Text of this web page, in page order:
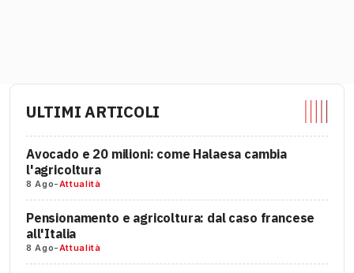
ULTIMI ARTICOLI
Avocado e 20 milioni: come Halaesa cambia
l'agricoltura
8 Ago-Attualità
Pensionamento e agricoltura: dal caso francese
all'Italia
8 Ago-Attualità